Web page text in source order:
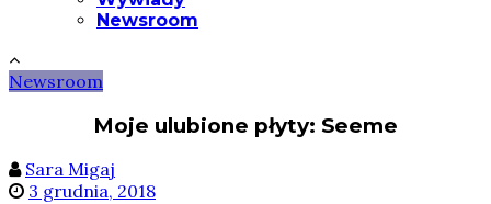
Newsroom
Newsroom
Moje ulubione płyty: Seeme
Sara Migaj
3 grudnia, 2018